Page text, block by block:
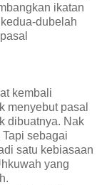
ikatan
dubelah
kembali
menyebut pasal
dibuatnya. Nak
sebagai
satu kebiasaan
yang